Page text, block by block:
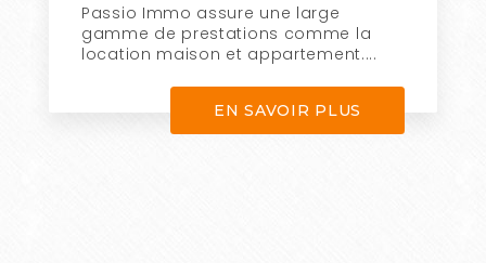
Passio Immo assure une large
gamme de prestations comme la
location maison et appartement....
EN SAVOIR PLUS